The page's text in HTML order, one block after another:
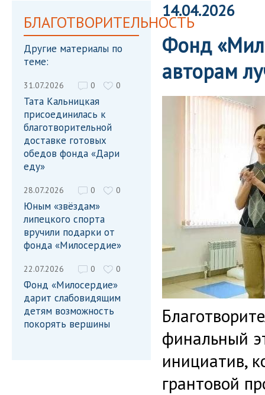
БЛАГОТВОРИТЕЛЬНОСТЬ
Другие материалы по
теме:
31.07.2026 0 0
Тата Кальницкая
присоединилась к
благотворительной
доставке готовых
обедов фонда «Дари
еду»
28.07.2026 0 0
Юным «звёздам»
липецкого спорта
вручили подарки от
фонда «Милосердие»
22.07.2026 0 0
Фонд «Милосердие»
дарит слабовидящим
детям возможность
покорять вершины
14.04.2026
Фонд
авторам
финальный
инициатив,
грантовой